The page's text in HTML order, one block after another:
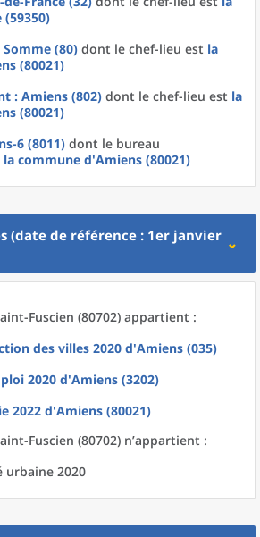
(59350)
Somme (80) dont le chef-lieu est la
(80021)
: Amiens (802) dont le chef-lieu est la
(80021)
6 (8011) dont le bureau
la commune d'Amiens (80021)
(date de référence : 1er janvier
Fuscien (80702) appartient :
des villes 2020 d'Amiens (035)
2020 d'Amiens (3202)
2022 d'Amiens (80021)
Fuscien (80702) n’appartient :
urbaine 2020